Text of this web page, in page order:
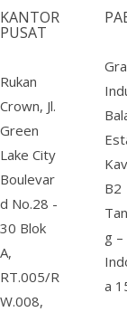
KANTOR
PUSAT
Rukan
Crown, Jl.
Green
Lake City
Boulevar
d No.28 -
30 Blok
A,
RT.005/R
W.008,
B2
g –
a